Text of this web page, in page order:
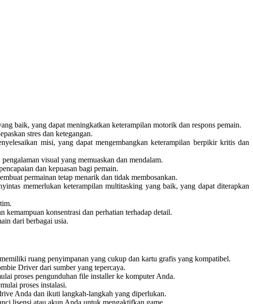
baik, yang dapat meningkatkan keterampilan motorik dan respons pemain.
stres dan ketegangan.
misi, yang dapat mengembangkan keterampilan berpikir kritis dan
visual yang memuaskan dan mendalam.
dan kepuasan bagi pemain.
permainan tetap menarik dan tidak membosankan.
memerlukan keterampilan multitasking yang baik, yang dapat diterapkan
konsentrasi dan perhatian terhadap detail.
dari berbagai usia.
ruang penyimpanan yang cukup dan kartu grafis yang kompatibel.
Driver dari sumber yang tepercaya.
proses pengunduhan file installer ke komputer Anda.
proses instalasi.
Anda dan ikuti langkah-langkah yang diperlukan.
lisensi atau akun Anda untuk mengaktifkan game.